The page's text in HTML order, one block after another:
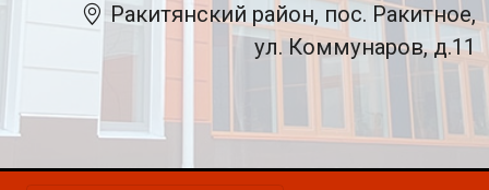
Ракитянский район, пос. Ракитное,
ул. Коммунаров, д.11